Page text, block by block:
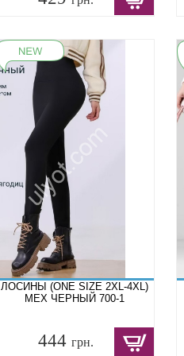
ЛОСИНЫ (ONE SIZE 2XL-4XL)
МЕХ ЧЕРНЫЙ 700-1
444 грн.